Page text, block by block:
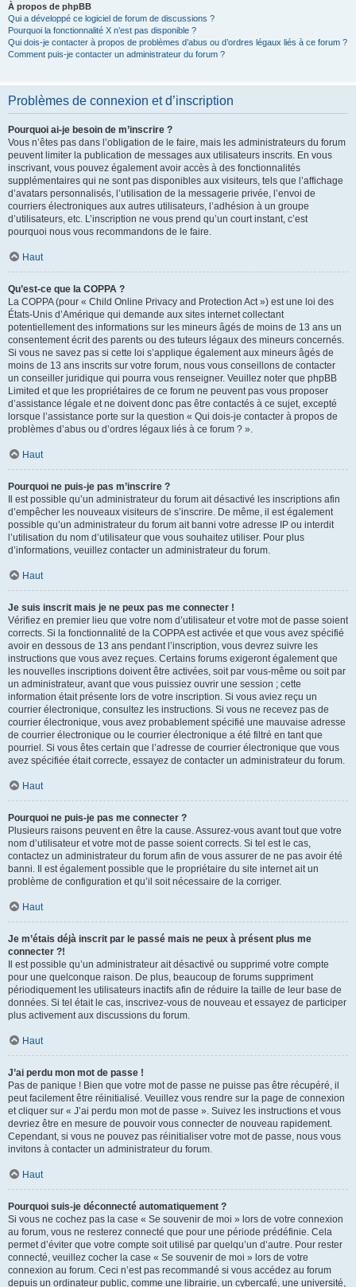
À propos de phpBB
Qui a développé ce logiciel de forum de discussions ?
Pourquoi la fonctionnalité X n’est pas disponible ?
Qui dois-je contacter à propos de problèmes d’abus ou d’ordres légaux liés à ce forum ?
Comment puis-je contacter un administrateur du forum ?
Problèmes de connexion et d’inscription
Pourquoi ai-je besoin de m’inscrire ?
Vous n’êtes pas dans l’obligation de le faire, mais les administrateurs du forum
peuvent limiter la publication de messages aux utilisateurs inscrits. En vous
inscrivant, vous pouvez également avoir accès à des fonctionnalités
supplémentaires qui ne sont pas disponibles aux visiteurs, tels que l’affichage
d’avatars personnalisés, l’utilisation de la messagerie privée, l’envoi de
courriers électroniques aux autres utilisateurs, l’adhésion à un groupe
d’utilisateurs, etc. L’inscription ne vous prend qu’un court instant, c’est
pourquoi nous vous recommandons de le faire.
Haut
Qu’est-ce que la COPPA ?
La COPPA (pour « Child Online Privacy and Protection Act ») est une loi des
États-Unis d’Amérique qui demande aux sites internet collectant
potentiellement des informations sur les mineurs âgés de moins de 13 ans un
consentement écrit des parents ou des tuteurs légaux des mineurs concernés.
Si vous ne savez pas si cette loi s’applique également aux mineurs âgés de
moins de 13 ans inscrits sur votre forum, nous vous conseillons de contacter
un conseiller juridique qui pourra vous renseigner. Veuillez noter que phpBB
Limited et que les propriétaires de ce forum ne peuvent pas vous proposer
d’assistance légale et ne doivent donc pas être contactés à ce sujet, excepté
lorsque l’assistance porte sur la question « Qui dois-je contacter à propos de
problèmes d’abus ou d’ordres légaux liés à ce forum ? ».
Haut
Pourquoi ne puis-je pas m’inscrire ?
Il est possible qu’un administrateur du forum ait désactivé les inscriptions afin
d’empêcher les nouveaux visiteurs de s’inscrire. De même, il est également
possible qu’un administrateur du forum ait banni votre adresse IP ou interdit
l’utilisation du nom d’utilisateur que vous souhaitez utiliser. Pour plus
d’informations, veuillez contacter un administrateur du forum.
Haut
Je suis inscrit mais je ne peux pas me connecter !
Vérifiez en premier lieu que votre nom d’utilisateur et votre mot de passe soient
corrects. Si la fonctionnalité de la COPPA est activée et que vous avez spécifié
avoir en dessous de 13 ans pendant l’inscription, vous devrez suivre les
instructions que vous avez reçues. Certains forums exigeront également que
les nouvelles inscriptions doivent être activées, soit par vous-même ou soit par
un administrateur, avant que vous puissiez ouvrir une session ; cette
information était présente lors de votre inscription. Si vous aviez reçu un
courrier électronique, consultez les instructions. Si vous ne recevez pas de
courrier électronique, vous avez probablement spécifié une mauvaise adresse
de courrier électronique ou le courrier électronique a été filtré en tant que
pourriel. Si vous êtes certain que l’adresse de courrier électronique que vous
avez spécifiée était correcte, essayez de contacter un administrateur du forum.
Haut
Pourquoi ne puis-je pas me connecter ?
Plusieurs raisons peuvent en être la cause. Assurez-vous avant tout que votre
nom d’utilisateur et votre mot de passe soient corrects. Si tel est le cas,
contactez un administrateur du forum afin de vous assurer de ne pas avoir été
banni. Il est également possible que le propriétaire du site internet ait un
problème de configuration et qu’il soit nécessaire de la corriger.
Haut
Je m’étais déjà inscrit par le passé mais ne peux à présent plus me
connecter ?!
Il est possible qu’un administrateur ait désactivé ou supprimé votre compte
pour une quelconque raison. De plus, beaucoup de forums suppriment
périodiquement les utilisateurs inactifs afin de réduire la taille de leur base de
données. Si tel était le cas, inscrivez-vous de nouveau et essayez de participer
plus activement aux discussions du forum.
Haut
J’ai perdu mon mot de passe !
Pas de panique ! Bien que votre mot de passe ne puisse pas être récupéré, il
peut facilement être réinitialisé. Veuillez vous rendre sur la page de connexion
et cliquer sur « J’ai perdu mon mot de passe ». Suivez les instructions et vous
devriez être en mesure de pouvoir vous connecter de nouveau rapidement.
Cependant, si vous ne pouvez pas réinitialiser votre mot de passe, nous vous
invitons à contacter un administrateur du forum.
Haut
Pourquoi suis-je déconnecté automatiquement ?
Si vous ne cochez pas la case « Se souvenir de moi » lors de votre connexion
au forum, vous ne resterez connecté que pour une période prédéfinie. Cela
permet d’éviter que votre compte soit utilisé par quelqu’un d’autre. Pour rester
connecté, veuillez cocher la case « Se souvenir de moi » lors de votre
connexion au forum. Ceci n’est pas recommandé si vous accédez au forum
depuis un ordinateur public, comme une librairie, un cybercafé, une université,